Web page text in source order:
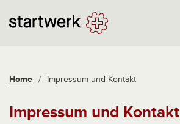
Home / Impressum und Kontakt
Impressum und Kontakt